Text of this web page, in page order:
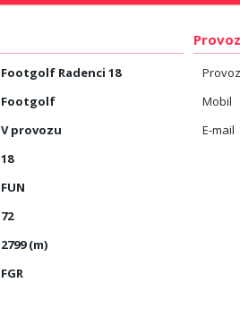
Footgolf Radenci 18
Footgolf
V provozu
18
FUN
72
2799 (m)
FGR
Mobil
E-mail